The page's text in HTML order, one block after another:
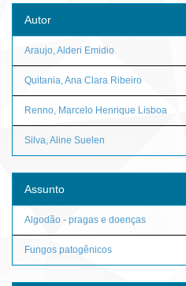
Autor
Araujo, Alderi Emidio
Quitania, Ana Clara Ribeiro
Renno, Marcelo Henrique Lisboa
Silva, Aline Suelen
Assunto
Algodão - pragas e doenças
Fungos patogênicos